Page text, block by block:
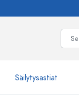
Säilytysastiat